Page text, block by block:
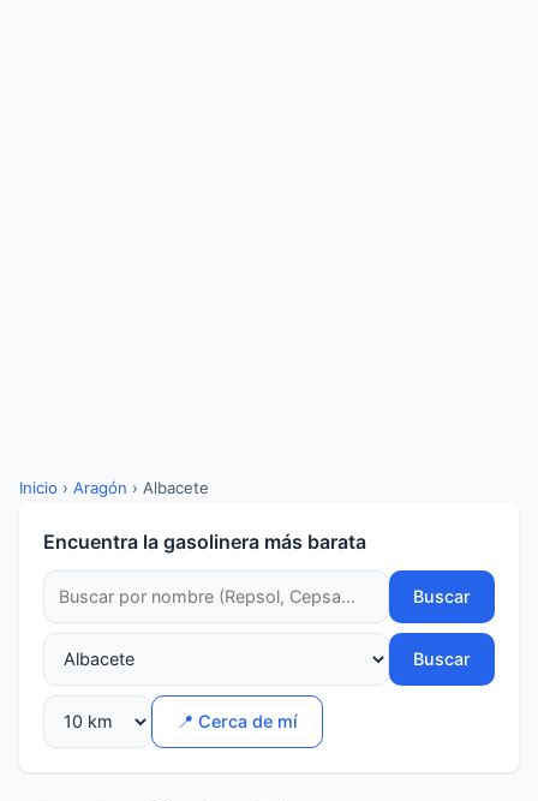
Inicio › Aragón › Albacete
Encuentra la gasolinera más barata
Buscar
Buscar
📍 Cerca de mí